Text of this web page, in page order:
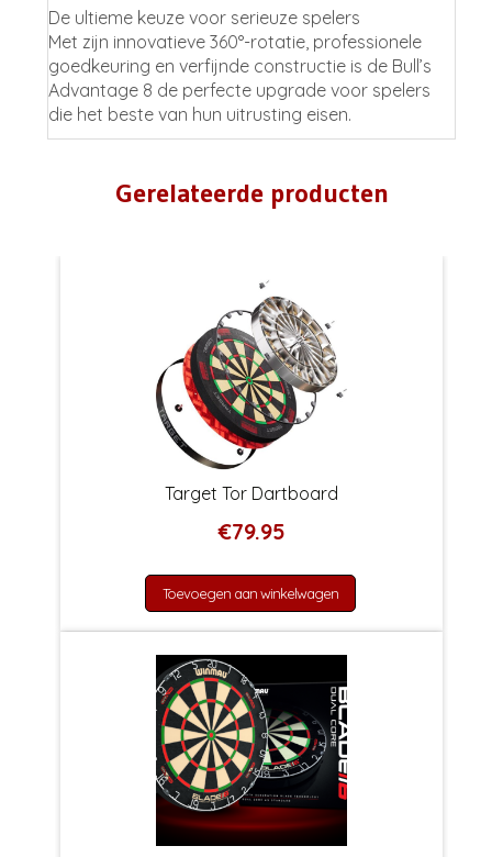
De ultieme keuze voor serieuze spelers
Met zijn innovatieve 360°-rotatie, professionele
goedkeuring en verfijnde constructie is de Bull’s
Advantage 8 de perfecte upgrade voor spelers
die het beste van hun uitrusting eisen.
Gerelateerde producten
Target Tor Dartboard
€79.95
Toevoegen aan winkelwagen